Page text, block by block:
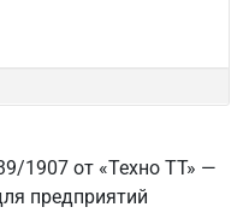
1907 от «Техно ТТ» —
предприятий